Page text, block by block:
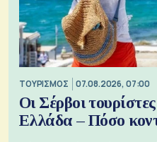
ΤΟΥΡΙΣΜΟΣ 07.08.2026, 07:00
Οι Σέρβοι
Ελλάδα – Πόσο